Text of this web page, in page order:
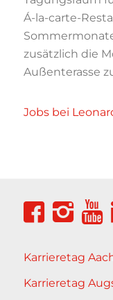
Á-la-carte-
zusätzlich die
Außenterasse
Jobs bei
Karrieretag
Karrieretag